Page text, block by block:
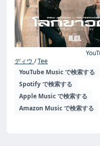
ディウ
Tee
YouTube Music で検索する
Spotify で検索する
Apple Music で検索する
Amazon Music で検索する